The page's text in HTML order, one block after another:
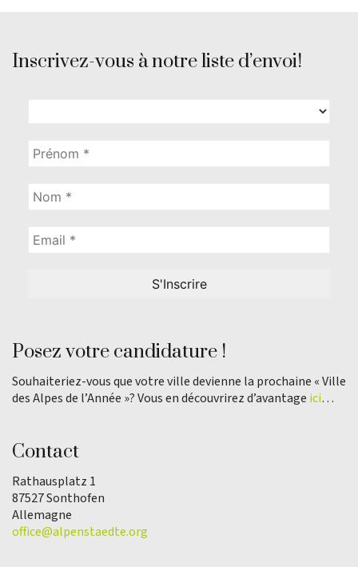
Inscrivez-vous à notre liste d’envoi!
Posez votre candidature !
Souhaiteriez-vous que votre ville devienne la prochaine « Ville
des Alpes de l’Année »? Vous en découvrirez d’avantage ici…
Contact
Rathausplatz 1
87527 Sonthofen
Allemagne
office@alpenstaedte.org